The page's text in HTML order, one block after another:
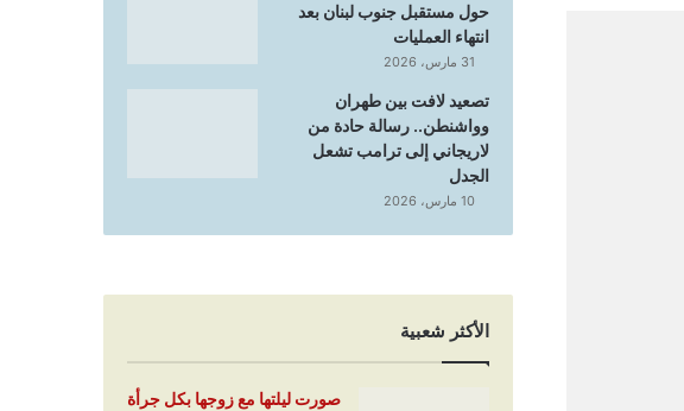
حول مستقبل جنوب لبنان بعد
انتهاء العمليات
31 مارس، 2026
تصعيد لافت بين طهران
وواشنطن.. رسالة حادة من
لاريجاني إلى ترامب تشعل
الجدل
10 مارس، 2026
الأكثر شعبية
صورت ليلتها مع زوجها بكل جرأة